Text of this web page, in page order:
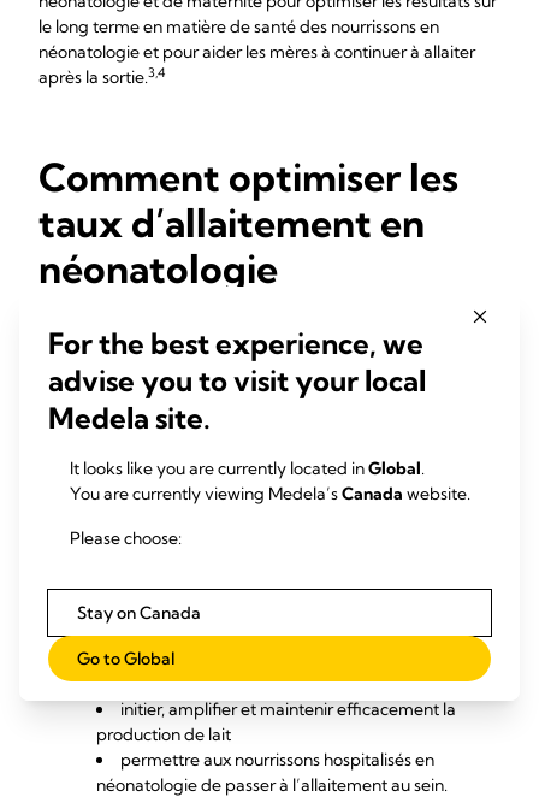
le long terme en matière de santé des nourrissons en
néonatologie et pour aider les mères à continuer à allaiter
après la sortie.3,4
Comment optimiser les
taux d’allaitement en
néonatologie
l’allaitement en néonatologie après la sortie de l’hôpital
permet aux professionnels de santé de se concentrer sur le
lait de la mère :
sortie de l’hôpital et à des moments ultérieurs peuvent
indiquer des soins d'allaotement sous-optimaux pendant le
points à améliorer et à mettre en œuvre des changements
fournir un soutien proactif continu à l'allaitement
vérifier les interventions de l’hôpital pour aider les
mères en néonatologie à :
initier, amplifier et maintenir efficacement la
production de lait
permettre aux nourrissons hospitalisés en
néonatologie de passer à l’allaitement au sein.
For the best experience, we
advise you to visit your local
Medela site.
It looks like you are currently located inGlobal.
You are currently viewing Medela’sCanada website.
Please choose:
Stay on Canada
Go to Global